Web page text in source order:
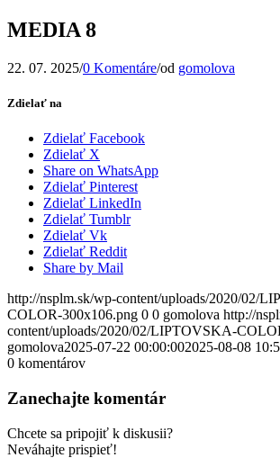
MEDIA 8
22. 07. 2025/0 Komentáre/od gomolova
Zdielať na
Zdielať Facebook
Zdielať X
Share on WhatsApp
Zdielať Pinterest
Zdielať LinkedIn
Zdielať Tumblr
Zdielať Vk
Zdielať Reddit
Share by Mail
http://nsplm.sk/wp-content/uploads/2020/02/
COLOR-300x106.png 0 0 gomolova http://
content/uploads/2020/02/LIPTOVSKA-
gomolova2025-07-22 00:00:002025-08-08
0 komentárov
Zanechajte komentár
Chcete sa pripojiť k diskusii?
Neváhajte prispieť!